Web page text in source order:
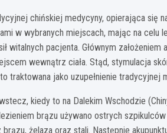
chińskiej medycyny, opierająca się
w wybranych miejscach, mając na
witalnych pacjenta. Głównym
wewnątrz ciała. Stąd, stymulacja
traktowana jako uzupełnienie tradycyjnej
kiedy to na Dalekim Wschodzie
brązu używano ostrych
żelaza oraz stali. Następnie